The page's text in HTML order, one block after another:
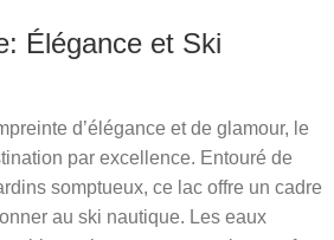
Élégance et Ski
d’élégance et de glamour, le
par excellence. Entouré de
somptueux, ce lac offre un cadre
au ski nautique. Les eaux